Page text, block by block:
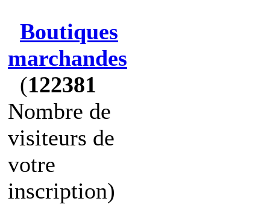
Boutiques
marchandes
(122381
Nombre de
visiteurs de
votre
inscription)